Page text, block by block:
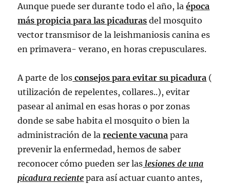
Aunque puede ser durante todo el año, laépoca
más propicia para las picaduras del mosquito
vector transmisor de la leishmaniosis canina es
en primavera- verano, en horas crepusculares.
A parte de los consejos para evitar su picadura (
utilización de repelentes, collares..), evitar
pasear al animal en esas horas o por zonas
donde se sabe habita el mosquito o bien la
administración de lareciente vacuna para
prevenir la enfermedad, hemos de saber
reconocer cómo pueden ser las lesiones de una
picadura reciente para así actuar cuanto antes,